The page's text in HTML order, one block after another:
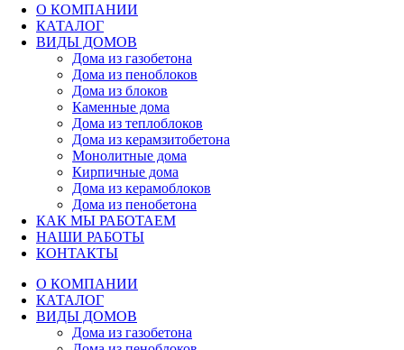
О КОМПАНИИ
КАТАЛОГ
ВИДЫ ДОМОВ
Дома из газобетона
Дома из пеноблоков
Дома из блоков
Каменные дома
Дома из теплоблоков
Дома из керамзитобетона
Монолитные дома
Кирпичные дома
Дома из керамоблоков
Дома из пенобетона
КАК МЫ РАБОТАЕМ
НАШИ РАБОТЫ
КОНТАКТЫ
О КОМПАНИИ
КАТАЛОГ
ВИДЫ ДОМОВ
Дома из газобетона